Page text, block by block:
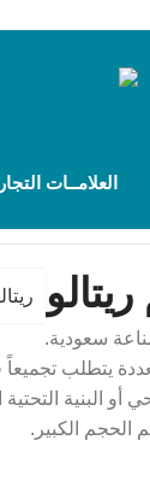
العلامــات
يتطلب
البنية التحتية
الحجم الكبير.